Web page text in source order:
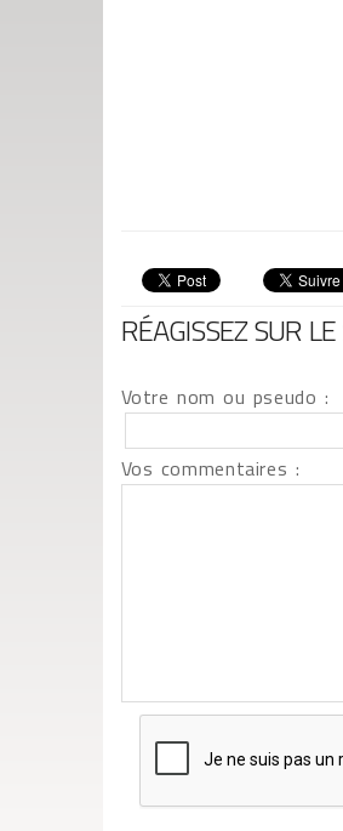
RÉAGISSEZ SUR
Votre nom ou pseudo :
Vos commentaires :